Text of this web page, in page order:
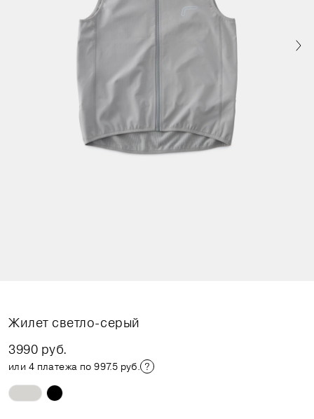
Жилет светло-серый
3990 руб.
или 4 платежа по 997.5 руб.